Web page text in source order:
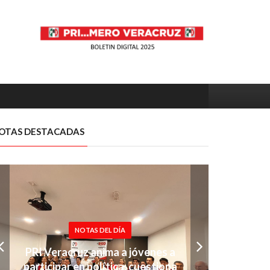
DESTACADAS
NOTAS DEL DÍA
PRI Veracruz anima a jóvenes a
participar en política; cuestiona